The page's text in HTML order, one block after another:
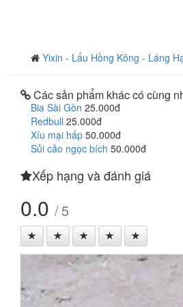
Yixin - Lẩu Hồng Kông - Láng
Các sản phẩm khác có cùng
Bia Sài Gòn 25.000đ
Redbull 25.000đ
Xíu mại hấp 50.000đ
Sủi cảo ngọc bích 50.000đ
Xếp hạng và đánh giá
0.0 / 5